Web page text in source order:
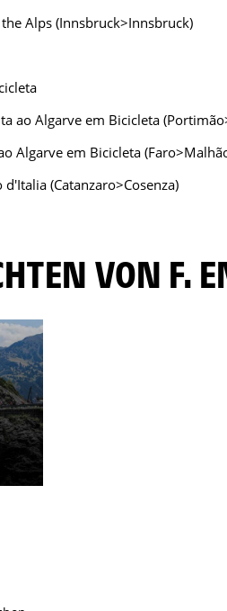
Alps (Innsbruck>Innsbruck)
ao Algarve em Bicicleta
Algarve em Bicicleta
(Catanzaro>Cosenza)
VON F.